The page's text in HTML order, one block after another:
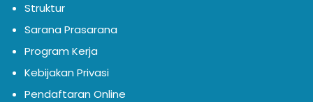
Struktur
Sarana Prasarana
Program Kerja
Kebijakan Privasi
Pendaftaran Online